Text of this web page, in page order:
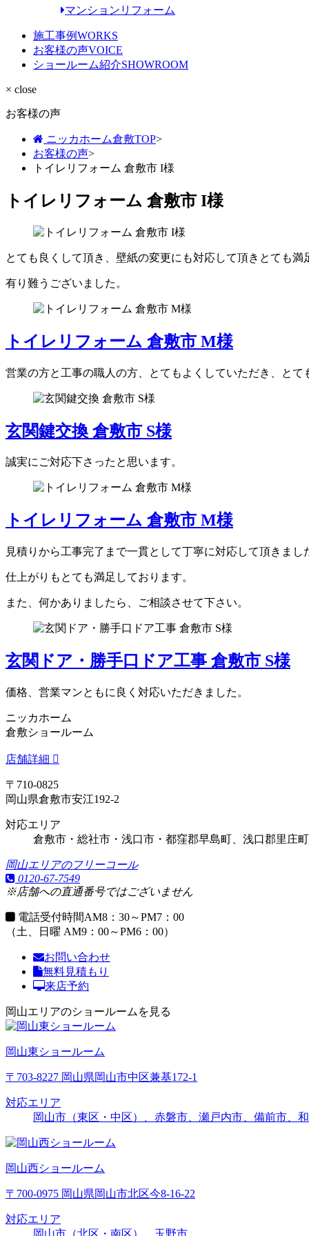
マンションリフォーム
施工事例WORKS
お客様の声VOICE
ショールーム紹介SHOWROOM
× close
お客様の声
ニッカホーム倉敷TOP>
お客様の声>
トイレリフォーム 倉敷市 I様
トイレリフォーム 倉敷市 I様
とても良くして頂き、壁紙の変更にも対応して頂きとても満
有り難うございました。
トイレリフォーム 倉敷市 M様
営業の方と工事の職人の方、とてもよくしていただき、とて
玄関鍵交換 倉敷市 S様
誠実にご対応下さったと思います。
トイレリフォーム 倉敷市 M様
見積りから工事完了まで一貫として丁寧に対応して頂きまし
仕上がりもとても満足しております。
また、何かありましたら、ご相談させて下さい。
玄関ドア・勝手口ドア工事 倉敷市 S様
価格、営業マンともに良く対応いただきました。
ニッカホーム
倉敷ショールーム
店舗詳細
〒710-0825
岡山県倉敷市安江192-2
対応エリア
倉敷市・総社市・浅口市・都窪郡早島町、浅口郡里庄町
岡山エリアのフリーコール
0120-67-7549
※店舗への直通番号ではございません
電話受付時間AM8：30～PM7：00
（土、日曜 AM9：00～PM6：00）
お問い合わせ
無料見積もり
来店予約
岡山エリアのショールームを見る
岡山東ショールーム
〒703-8227 岡山県岡山市中区兼基172-1
対応エリア
岡山市（東区・中区）、赤磐市、瀬戸内市、備前市、
岡山西ショールーム
〒700-0975 岡山県岡山市北区今8-16-22
対応エリア
岡山市（北区・南区）、玉野市